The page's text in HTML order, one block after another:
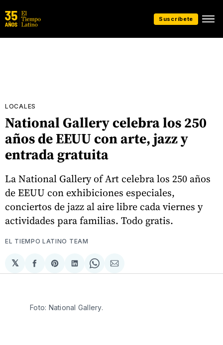
Suscríbete
LOCALES
National Gallery celebra los 250
años de EEUU con arte, jazz y
entrada gratuita
La National Gallery of Art celebra los 250 años
de EEUU con exhibiciones especiales,
conciertos de jazz al aire libre cada viernes y
actividades para familias. Todo gratis.
EL TIEMPO LATINO TEAM
𝕏
Compartir
en
Share
on
Compartir
en
Share
on
Compartir
via
Foto: National Gallery.